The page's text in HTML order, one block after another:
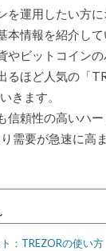
運用したい方に
情報を紹介して
やビットコイン
るほど人気の「
きます。
信頼性の高いハー
需要が急速に高
：TREZORの使い方